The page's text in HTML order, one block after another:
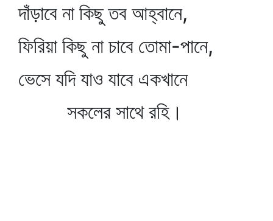
দাঁড়াবে না কিছু তব আহ্বানে,
ফিরিয়া কিছু না চাবে তোমা-পানে,
ভেসে যদি যাও যাবে একখানে
সকলের সাথে রহি।